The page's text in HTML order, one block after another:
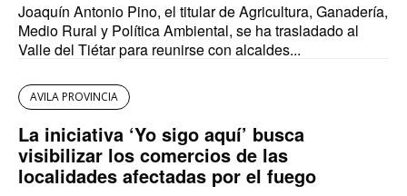
Joaquín Antonio Pino, el titular de Agricultura, Ganadería,
Medio Rural y Política Ambiental, se ha trasladado al
Valle del Tiétar para reunirse con alcaldes...
AVILA PROVINCIA
La iniciativa ‘Yo sigo aquí’ busca
visibilizar los comercios de las
localidades afectadas por el fuego